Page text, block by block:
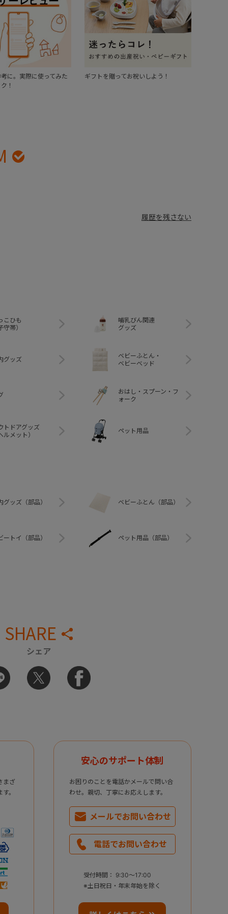
に。実際に使ってみた
！
ギフトを贈ってお祝いしよう！
履歴を残さない
こひも
守帯）
哺乳びん関連
グッズ
グッズ
ベビーふとん・
ベビーベッド
おはし・スプーン・フ
ォーク
トドアグッズ
ルメット）
ペット用品
グッズ（部品） ベビーふとん（部品）
ートイ（部品） ペット用品（部品）
SHARE
シェア
まざ
。
安心のサポート体制
お困りのことを電話かメールで問い合
わせ。親切、丁寧にお応えします。
メールでお問い合わせ
電話でお問い合わせ
受付時間： 9:30～17:00
※土日祝日・年末年始を除く